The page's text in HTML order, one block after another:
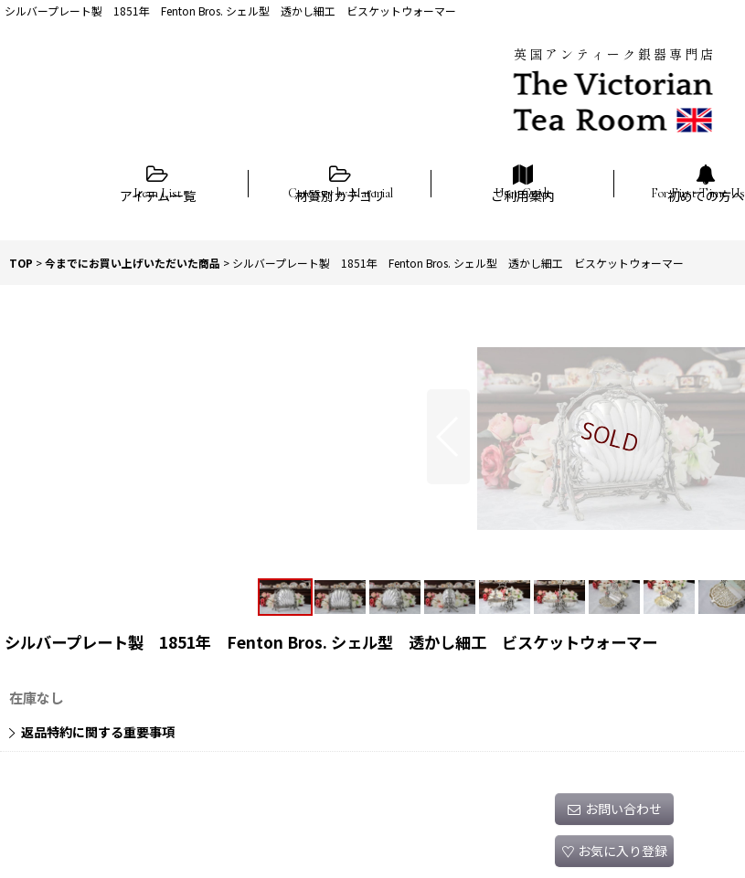
シルバープレート製 1851年 Fenton Bros. シェル型 透かし細工 ビスケットウォーマー
英国アンティーク銀器専門店
アイテム一覧 材質別カテゴリ ご利用案内 初めての方へ
TOP >今までにお買い上げいただいた商品 > シルバープレート製 1851年 Fenton Bros. シェル型 透かし細工 ビスケットウォーマー
シルバープレート製 1851年 Fenton Bros. シェル型 透かし細工 ビスケットウォーマー
在庫なし
返品特約に関する重要事項
お問い合わせ
お気に入り登録